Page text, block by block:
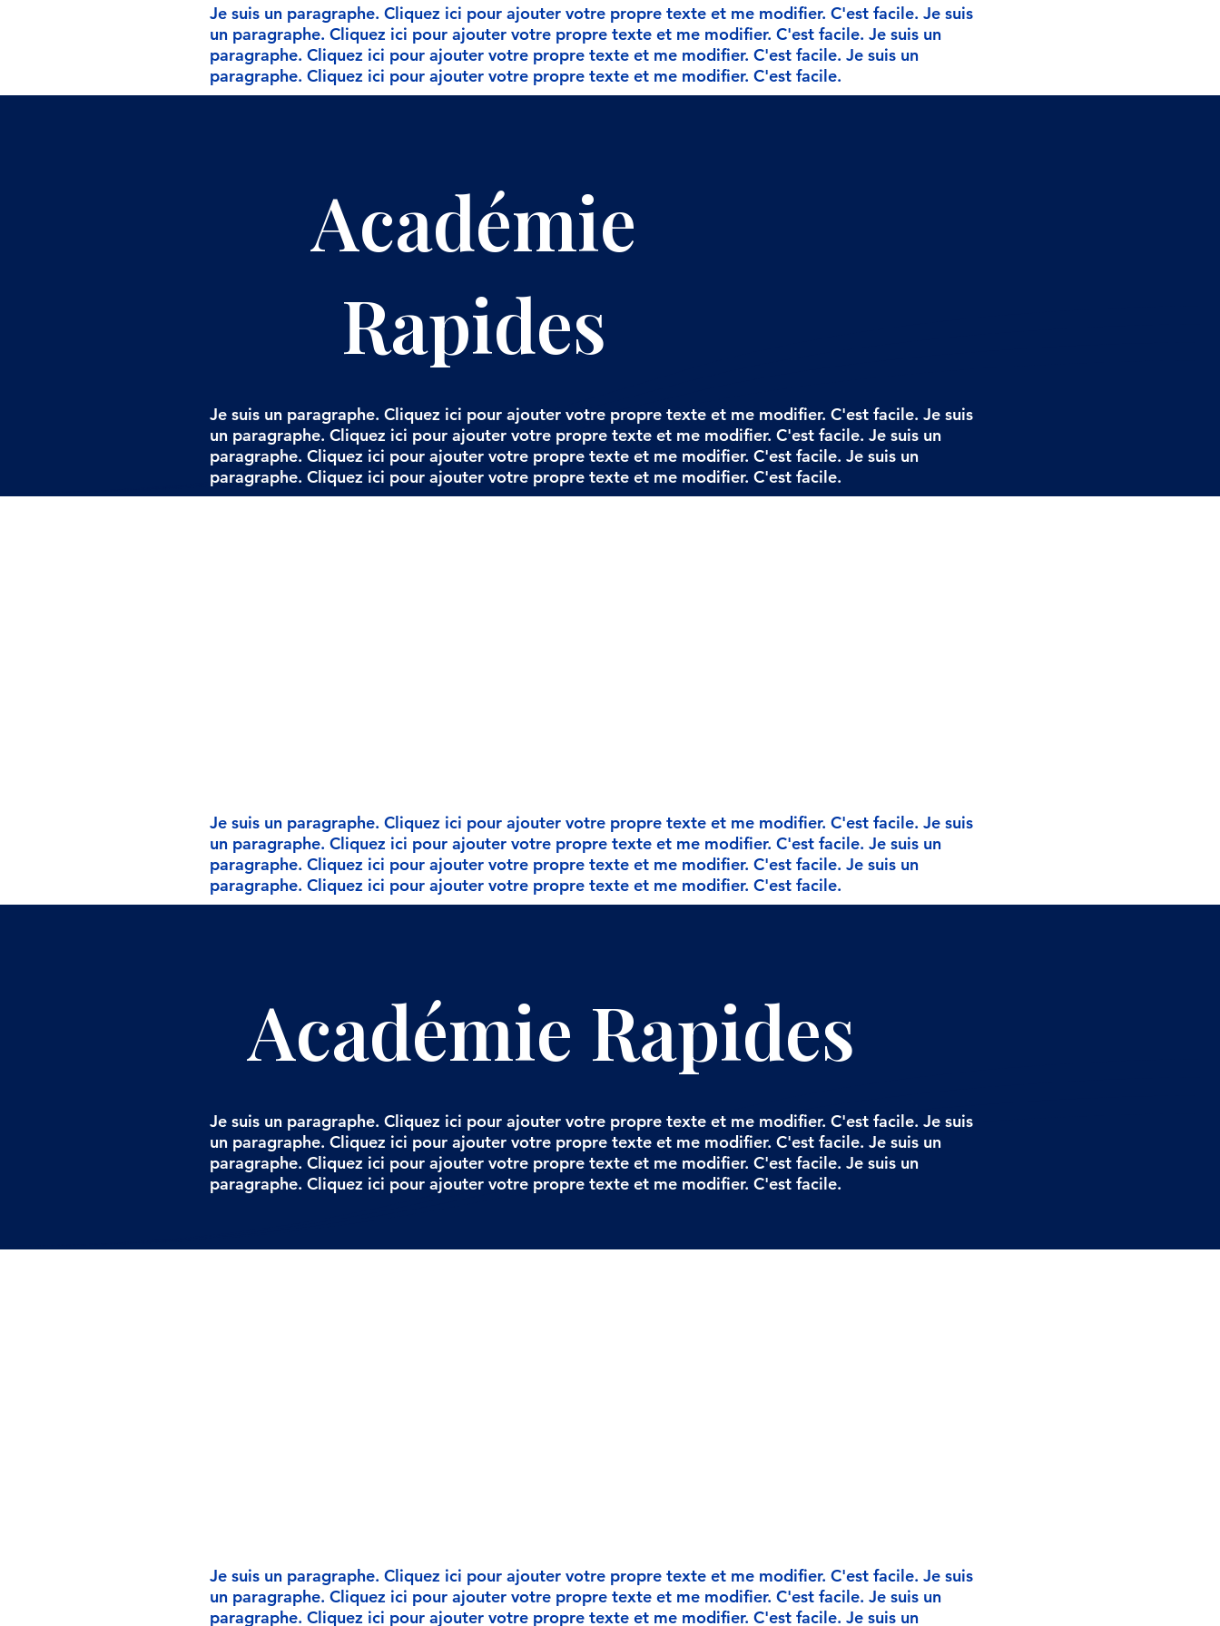
Je suis un paragraphe. Cliquez ici pour ajouter votre propre texte et me modifier. C'est facile. Je suis
un paragraphe. Cliquez ici pour ajouter votre propre texte et me modifier. C'est facile. Je suis un
paragraphe. Cliquez ici pour ajouter votre propre texte et me modifier. C'est facile. Je suis un
paragraphe. Cliquez ici pour ajouter votre propre texte et me modifier. C'est facile.
Académie
Rapides
Je suis un paragraphe. Cliquez ici pour ajouter votre propre texte et me modifier. C'est facile. Je suis
un paragraphe. Cliquez ici pour ajouter votre propre texte et me modifier. C'est facile. Je suis un
paragraphe. Cliquez ici pour ajouter votre propre texte et me modifier. C'est facile. Je suis un
paragraphe. Cliquez ici pour ajouter votre propre texte et me modifier. C'est facile.
Je suis un paragraphe. Cliquez ici pour ajouter votre propre texte et me modifier. C'est facile. Je suis
un paragraphe. Cliquez ici pour ajouter votre propre texte et me modifier. C'est facile. Je suis un
paragraphe. Cliquez ici pour ajouter votre propre texte et me modifier. C'est facile. Je suis un
paragraphe. Cliquez ici pour ajouter votre propre texte et me modifier. C'est facile.
Académie Rapides
Je suis un paragraphe. Cliquez ici pour ajouter votre propre texte et me modifier. C'est facile. Je suis
un paragraphe. Cliquez ici pour ajouter votre propre texte et me modifier. C'est facile. Je suis un
paragraphe. Cliquez ici pour ajouter votre propre texte et me modifier. C'est facile. Je suis un
paragraphe. Cliquez ici pour ajouter votre propre texte et me modifier. C'est facile.
Je suis un paragraphe. Cliquez ici pour ajouter votre propre texte et me modifier. C'est facile. Je suis
un paragraphe. Cliquez ici pour ajouter votre propre texte et me modifier. C'est facile. Je suis un
paragraphe. Cliquez ici pour ajouter votre propre texte et me modifier. C'est facile. Je suis un